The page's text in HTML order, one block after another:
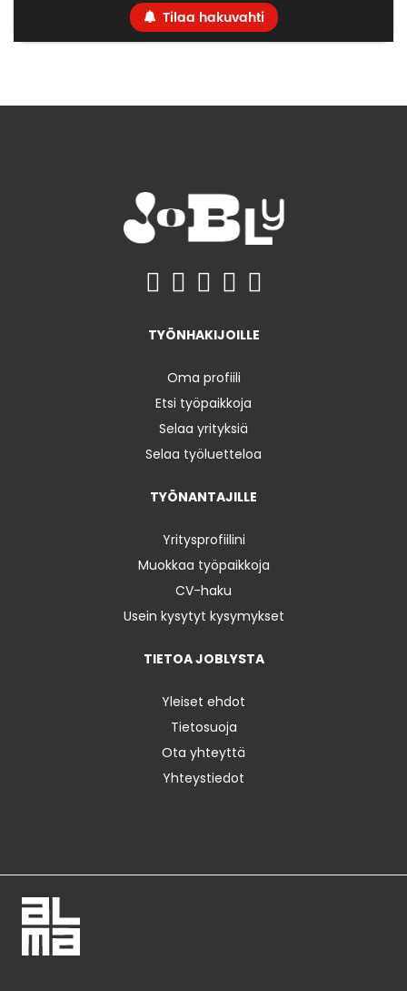
Tilaa hakuvahti
TYÖNHAKIJOILLE
Oma profiili
Etsi työpaikkoja
Selaa yrityksiä
Selaa työluetteloa
TYÖNANTAJILLE
Yritysprofiilini
Muokkaa työpaikkoja
CV-haku
Usein kysytyt kysymykset
TIETOA JOBLYSTA
Yleiset ehdot
Tietosuoja
Ota yhteyttä
Yhteystiedot